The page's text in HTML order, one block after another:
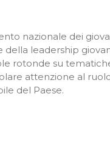
nazionale dei
della leadership
rotonde su
attenzione al
del Paese.